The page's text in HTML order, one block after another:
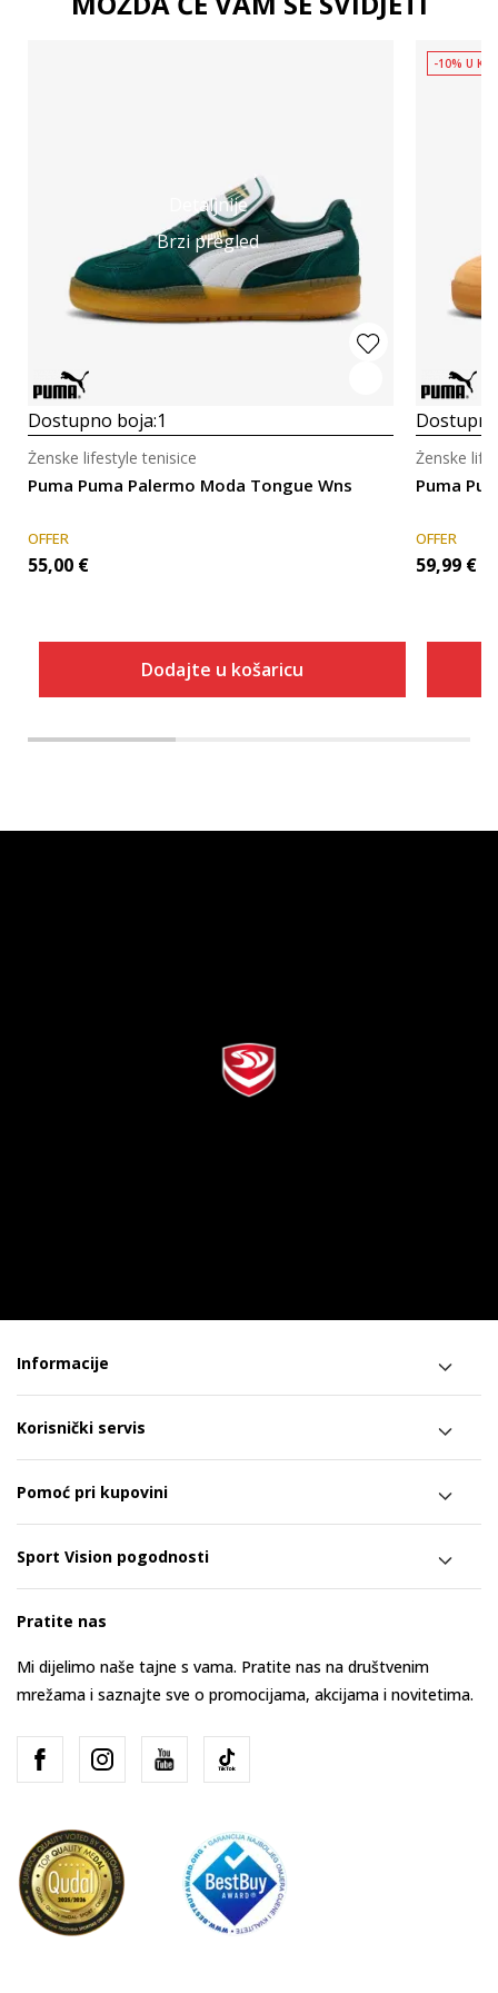
Detaljnije
Brzi pregled
Dostupno boja:1
Puma Puma Palermo Moda Tongue Wns
Ženske lifestyle tenisice
OFFER
55,00 €
Dodajte u košaricu
-10% U
Puma
Ženske
OFFER
59,99 €
Informacije
Korisnički servis
Pomoć pri kupovini
Sport Vision pogodnosti
Pratite nas
Mi dijelimo naše tajne s vama. Pratite nas na društvenim
mrežama i saznajte sve o promocijama, akcijama i novitetima.